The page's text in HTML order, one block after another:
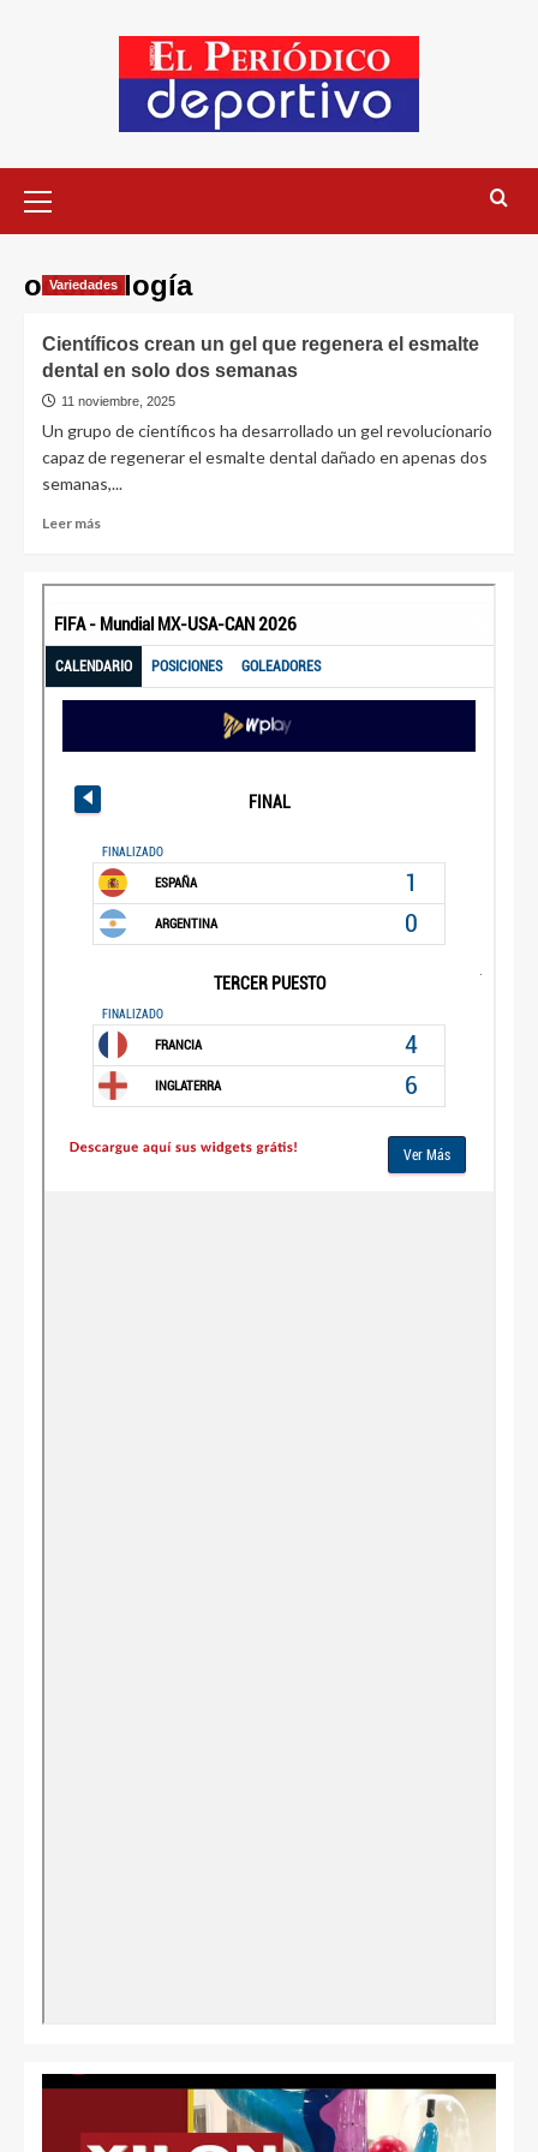
odontología
Variedades
Científicos crean un gel que regenera el esmalte
dental en solo dos semanas
11 noviembre, 2025
Un grupo de científicos ha desarrollado un gel revolucionario
capaz de regenerar el esmalte dental dañado en apenas dos
semanas,...
Leer más